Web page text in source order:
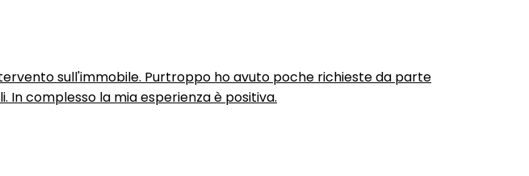
sull'immobile. Purtroppo ho avuto poche richieste da parte
complesso la mia esperienza è positiva.